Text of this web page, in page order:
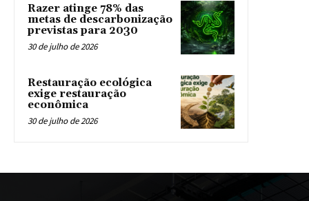
Razer atinge 78% das
metas de descarbonização
previstas para 2030
30 de julho de 2026
Restauração ecológica
exige restauração
econômica
30 de julho de 2026